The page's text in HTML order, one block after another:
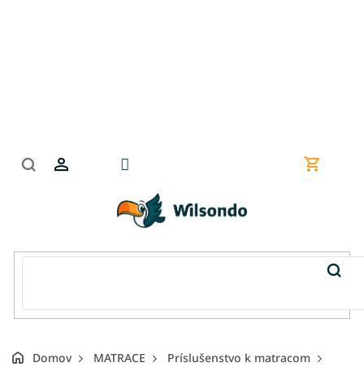
Domov MATRACE
Príslušenstvo k matracom